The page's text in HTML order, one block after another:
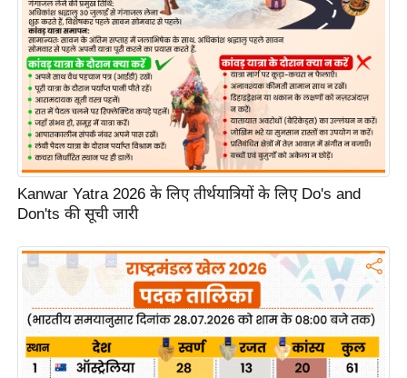
e
w
s
ला
इ
फ
स्टा
इ
ल
टे
क्नॉ
लॉ
जी
ब्यू
टी
Kanwar Yatra 2026 के लिए तीर्थयात्रियों के लिए Do's and
Don'ts की सूची जारी